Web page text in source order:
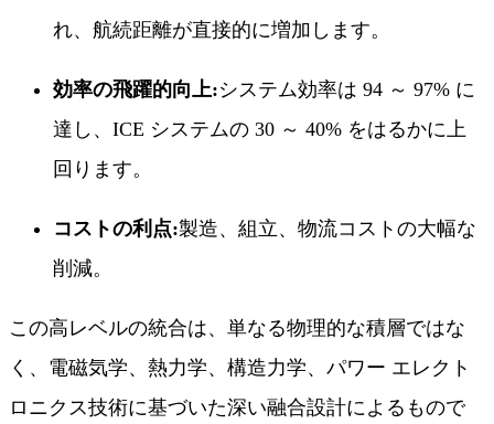
れ、航続距離が直接的に増加します。
効率の飛躍的向上:システム効率は 94 ～ 97% に
達し、ICE システムの 30 ～ 40% をはるかに上
回ります。
コストの利点:製造、組立、物流コストの大幅な
削減。
この高レベルの統合は、単なる物理的な積層ではな
く、電磁気学、熱力学、構造力学、パワー エレクト
ロニクス技術に基づいた深い融合設計によるもので